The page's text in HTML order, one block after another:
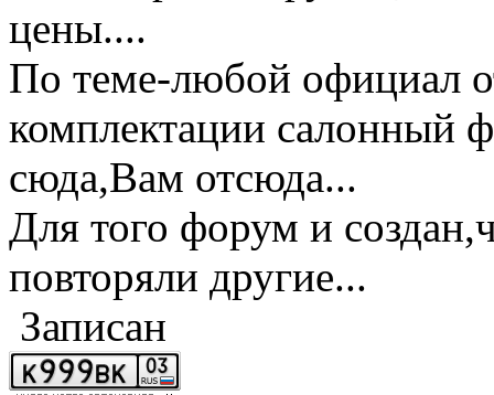
цены....
По теме-любой официал
комплектации салонный
сюда,Вам отсюда...
Для того форум и
повторяли другие...
Записан